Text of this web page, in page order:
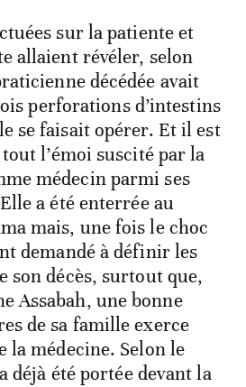
sur la patiente et
allaient révéler, selon
décédée avait
perforations d’intestins
se faisait opérer. Et il est
l’émoi suscité par la
médecin parmi ses
a été enterrée au
mais, une fois le choc
demandé à définir les
son décès, surtout que,
Assabah, une bonne
de sa famille exerce
la médecine. Selon le
déjà été portée devant la